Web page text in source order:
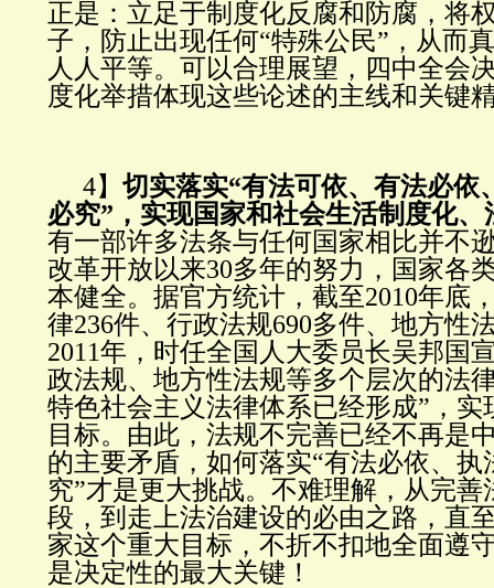
正是：立足于制度化反腐和防腐，将
子，防止出现任何“特殊公民”，从而
人人平等。可以合理展望，四中全会
度化举措体现这些论述的主线和关键
4】 切实落实“有法可依、有法必依
必究”，实现国家和社会生活制度化、
有一部许多法条与任何国家相比并不
改革开放以来30多年的努力，国家各
本健全。据官方统计，截至2010年底
律236件、行政法规690多件、地方性
2011年，时任全国人大委员长吴邦国
政法规、地方性法规等多个层次的法
特色社会主义法律体系已经形成”，实
目标。由此，法规不完善已经不再是
的主要矛盾，如何落实“有法必依、执
究”才是更大挑战。不难理解，从完善
段，到走上法治建设的必由之路，直
家这个重大目标，不折不扣地全面遵
是决定性的最大关键！